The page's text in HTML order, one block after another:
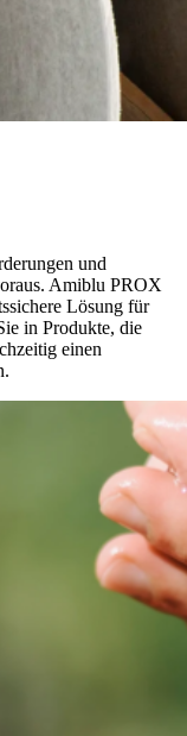
und
Amiblu PROX
Lösung für
in Produkte, die
einen